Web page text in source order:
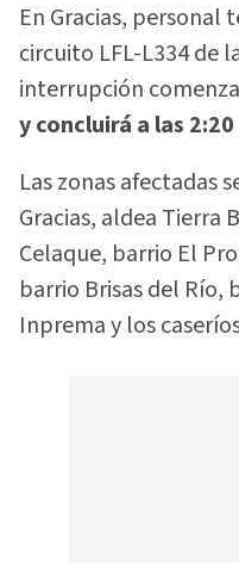
En Gracias, personal
circuito LFL-L334 de
interrupción
y concluirá a las
Las zonas afectadas
Gracias, aldea Tierra
Celaque, barrio El
barrio Brisas del Río,
Inprema y los